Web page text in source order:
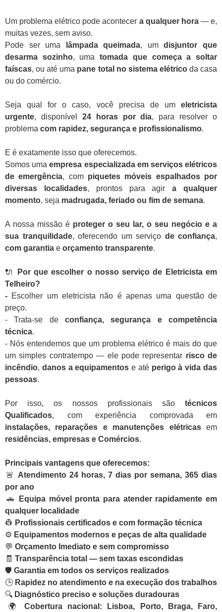
Um problema elétrico pode acontecer a qualquer hora— e,
muitas vezes, sem aviso.
Pode ser uma
lâmpada queimada, umdisjuntor que
desarma sozinho, umatomada que começa a soltar
faíscas, ou até uma pane total no sistema elétricoda casa
ou do comércio.
Seja qual for o caso, você precisa de um eletricista
urgente, disponível 24 horas por dia, para resolver o
problema com rapidez, segurança e profissionalismo.
E é exatamente isso que oferecemos.
Somos umaempresa especializada em serviços elétricos
de emergência, com piquetes móveis espalhados por
diversas localidades, prontos para agira qualquer
momento, seja madrugada, feriado ou fim de semana.
A nossa missão é proteger o seu lar, o seu negócio e a
sua tranquilidade, oferecendo um serviço de confiança,
com garantia e orçamento transparente.
🔌
Por que escolher o nosso serviço de Eletricista em
Telheiro?
- Escolher um eletricista não é apenas uma questão de
preço.
- Trata-se de confiança, segurança e competência
técnica.
- Nós entendemos que um problema elétrico é mais do que
um simples contratempo — ele pode representar risco de
incêndio, danos a equipamentos e até perigo à vida das
pessoas.
Por isso, os nossos profissionais são técnicos
Qualificados, com experiência comprovada em
instalações, reparações e manutenções elétricasem
residências, empresas e Comércios.
Principais vantagens que oferecemos:
🚨 Atendimento 24 horas, 7 dias por semana, 365 dias
por ano
🚗
Equipa móvel pronta para atender rapidamente em
qualquer localidade
👷 Profissionais certificados e com formação técnica
⚙️ Equipamentos modernos e peças de alta qualidade
💬 Orçamento Imediato e sem compromisso
🧾 Transparência total — sem taxas escondidas
🛡️ Garantia em todos os serviços realizados
🕒 Rapidez no atendimento e na execução dos trabalhos
🔍 Diagnóstico preciso e soluções duradouras
🌍 Cobertura nacional: Lisboa, Porto, Braga, Faro,